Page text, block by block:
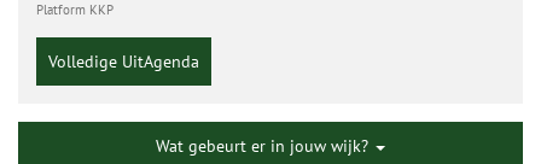
Platform KKP
Volledige UitAgenda
Wat gebeurt er in jouw wijk?